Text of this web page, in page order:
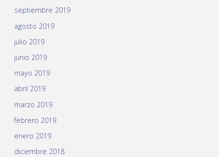
septiembre 2019
agosto 2019
julio 2019
junio 2019
mayo 2019
abril 2019
marzo 2019
febrero 2019
enero 2019
diciembre 2018